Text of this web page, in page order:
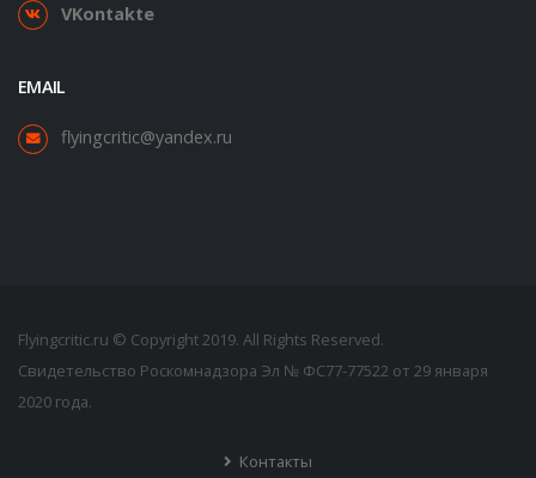
VKontakte
EMAIL
flyingcritic@yandex.ru
Flyingcritic.ru © Copyright 2019. All Rights Reserved.
Свидетельство Роскомнадзора Эл № ФС77-77522 от 29 января
2020 года.
Контакты